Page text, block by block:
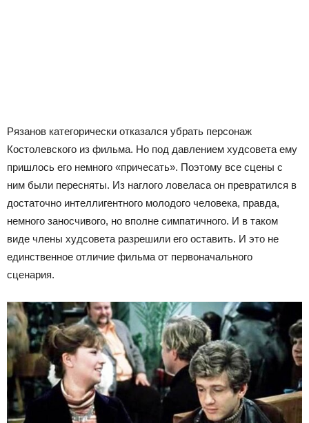
Рязанов категорически отказался убрать персонаж
Костолевского из фильма. Но под давлением худсовета ему
пришлось его немного «причесать». Поэтому все сцены с
ним были пересняты. Из наглого ловеласа он превратился в
достаточно интеллигентного молодого человека, правда,
немного заносчивого, но вполне симпатичного. И в таком
виде члены худсовета разрешили его оставить. И это не
единственное отличие фильма от первоначального
сценария.